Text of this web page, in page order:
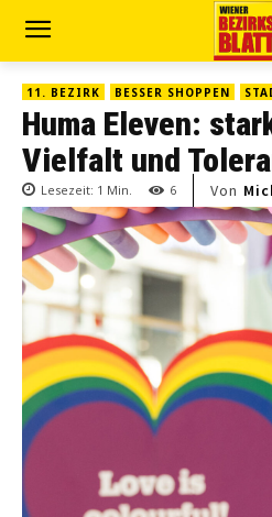
11. BEZIRK BESSER SHOPPEN
Huma Eleven:
Vielfalt und
Lesezeit: 1 Min. 6 Von